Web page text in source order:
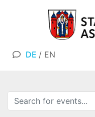
DE / EN